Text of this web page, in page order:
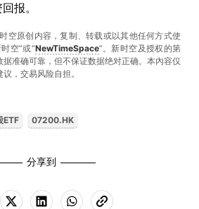
报。
空原创内容，复制、转载或以其他任何方式使
空”或“NewTimeSpace”。新时空及授权的第
准确可靠，但不保证数据绝对正确。本內容仅
，交易风险自担。
ETF 07200.HK
分享到